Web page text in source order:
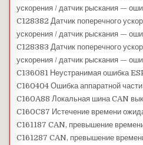
ускорения / датчик рыскания —
C128382 Датчик поперечного
ускорения / датчик рыскания —
C128383 Датчик поперечного
ускорения / датчик рыскания —
C136081 Неустранимая ошибка
C160404 Ошибка аппаратной
C160A88 Локальная шина CAN
C160C87 Истечение времени
C161187 CAN, превышение
C161287 CAN, превышение